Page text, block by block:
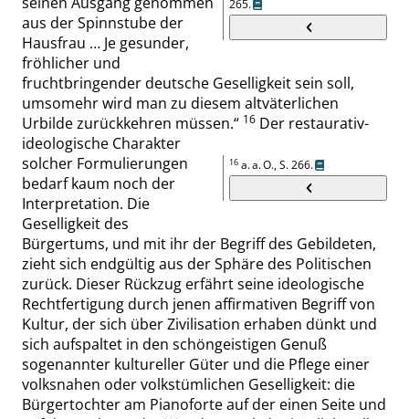
265.
aus der Spinnstube der
Hausfrau … Je gesunder,
fröhlicher und
fruchtbringender deutsche Geselligkeit sein soll,
umsomehr wird man zu diesem altväterlichen
Urbilde zurückkehren müssen.“ 16
16 a. a. O.,S. 266.
Der restaurativ-
ideologische Charakter
solcher Formulierungen
bedarf kaum noch der
Interpretation. Die
Geselligkeit des
Bürgertums, und mit ihr der Begriff des Gebildeten,
zieht sich endgültig aus der Sphäre des Politischen
zurück. Dieser Rückzug erfährt seine ideologische
Rechtfertigung durch jenen affirmativen Begriff von
Kultur, der sich über Zivilisation erhaben dünkt und
sich aufspaltet in den schöngeistigen Genuß
sogenannter kultureller Güter und die Pflege einer
volksnahen oder volkstümlichen Geselligkeit: die
Bürgertochter am Pianoforte auf der einen Seite und